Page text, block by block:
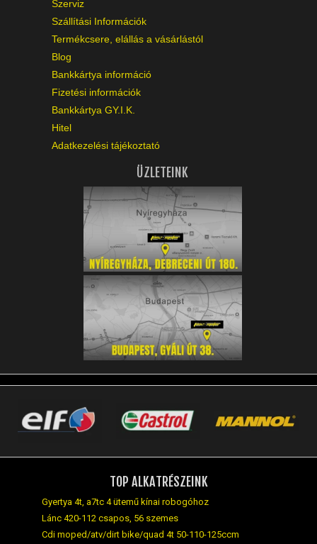
Szerviz
Szállítási Információk
Termékcsere, elállás a vásárlástól
Blog
Bankkártya információ
Fizetési információk
Bankkártya GY.I.K.
Hitel
Adatkezelési tájékoztató
ÜZLETEINK
TOP ALKATRÉSZEINK
Gyertya 4t, a7tc 4 ütemű kínai robogóhoz
Lánc 420-112 csapos, 56 szemes
Cdi moped/atv/dirt bike/quad 4t 50-110-125ccm